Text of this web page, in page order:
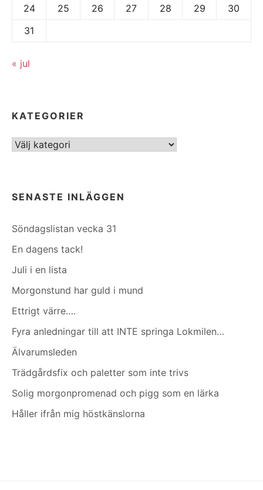
24
25 26 27 28 29
30
31
« jul
KATEGORIER
Kategorier
SENASTE INLÄGGEN
Söndagslistan vecka 31
En dagens tack!
Juli i en lista
Morgonstund har guld i mund
Ettrigt värre….
Fyra anledningar till att INTE springa Lokmilen…
Älvarumsleden
Trädgårdsfix och paletter som inte trivs
Solig morgonpromenad och pigg som en lärka
Håller ifrån mig höstkänslorna